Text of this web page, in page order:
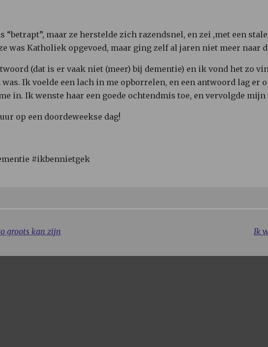
“betrapt”, maar ze herstelde zich razendsnel, en zei ,met een
was Katholiek opgevoed, maar ging zelf al jaren niet meer naar
(dat is er vaak niet (meer) bij dementie) en ik vond het zo
Ik voelde een lach in me opborrelen, en een antwoord lag er
in. Ik wenste haar een goede ochtendmis toe, en vervolgde mijn
op een doordeweekse dag!
#ikbennietgek
groots kan zijn Ik